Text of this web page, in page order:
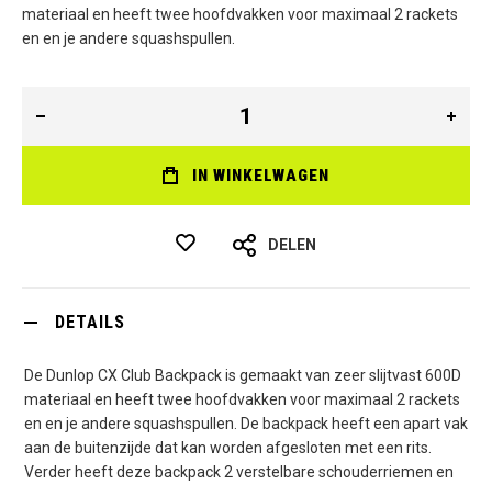
materiaal en heeft twee hoofdvakken voor maximaal 2 rackets
en en je andere squashspullen.
IN WINKELWAGEN
DELEN
DETAILS
De Dunlop CX Club Backpack is gemaakt van zeer slijtvast 600D
materiaal en heeft twee hoofdvakken voor maximaal 2 rackets
en en je andere squashspullen. De backpack heeft een apart vak
aan de buitenzijde dat kan worden afgesloten met een rits.
Verder heeft deze backpack 2 verstelbare schouderriemen en